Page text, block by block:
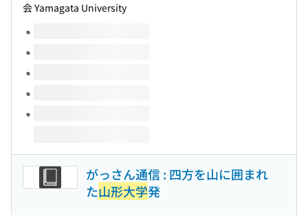
会 Yamagata University
このタイトルの巻号
がっさん通信 : 四方を山に囲まれ
た山形大学発